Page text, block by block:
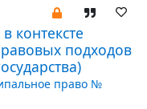
контексте
подходов
право №